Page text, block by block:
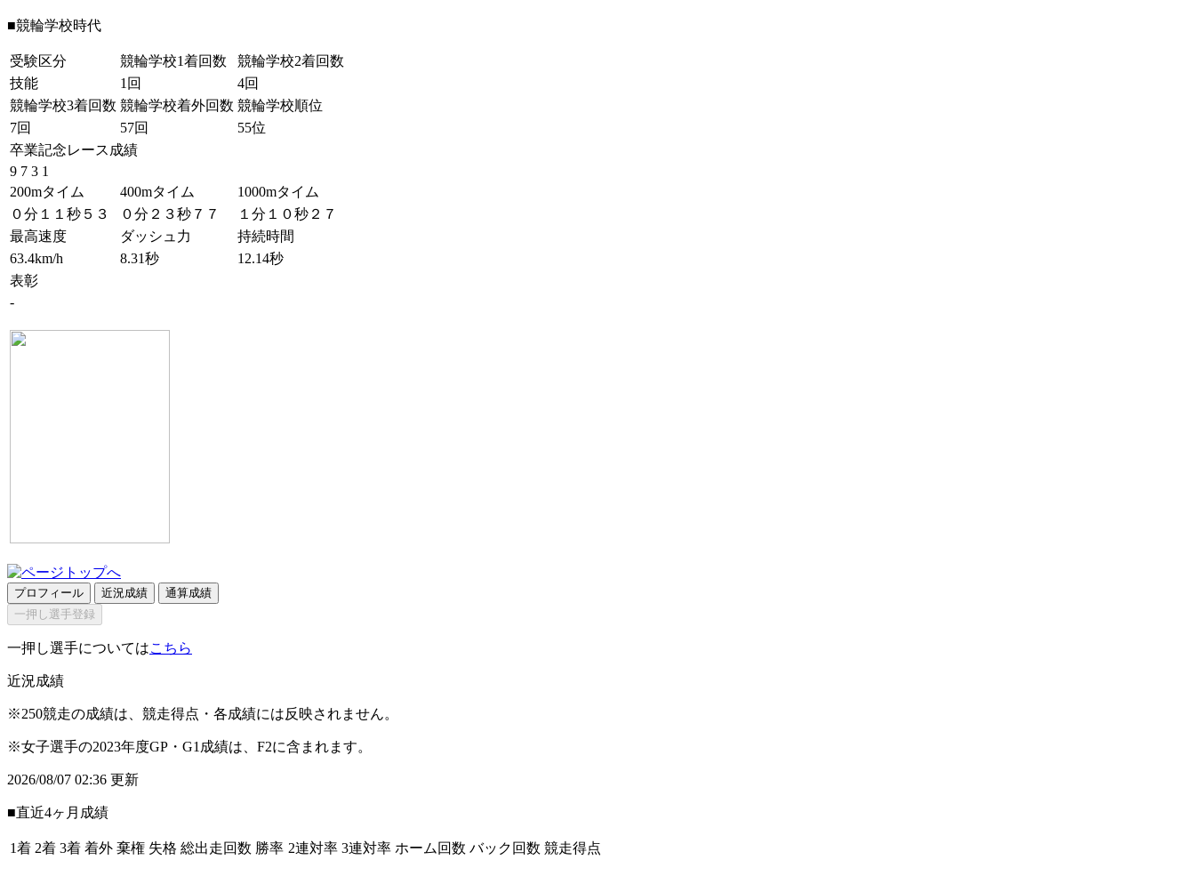
■競輪学校時代
受験区分 競輪学校1着回数
競輪学校2着回数
技能
1回
4回
競輪学校3着回数 競輪学校着外回数 競輪学校順位
7回
57回
55位
卒業記念レース成績
9 7 3 1
200mタイム
400mタイム
1000mタイム
０分１１秒５３
０分２３秒７７
１分１０秒２７
最高速度
ダッシュ力
持続時間
63.4km/h
8.31秒
12.14秒
表彰
-
プロフィール 近況成績
通算成績
一押し選手登録
一押し選手についてはこちら
近況成績
※250競走の成績は、競走得点・各成績には反映されません。
※女子選手の2023年度GP・G1成績は、F2に含まれます。
2026/08/07 02:36 更新
■直近4ヶ月成績
1着 2着 3着 着外 棄権 失格 総出走回数 勝率 2連対率 3連対率 ホーム回数 バック回数 競走得点